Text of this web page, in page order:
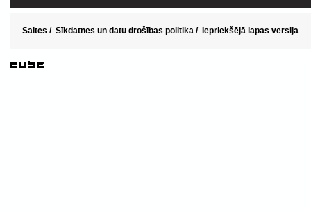
Saites / Sīkdatnes un datu drošības politika / Iepriekšējā lapas versija